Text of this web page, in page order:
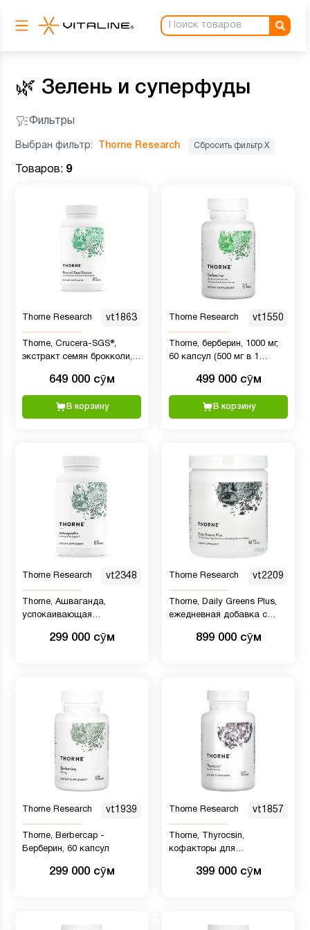
🌿 Зелень и суперфуды
Фильтры
Выбран фильтр: Thorne Research Сбросить фильтр Х
Товаров: 9
Thorne Research vt1863
Thorne, Crucera-SGS®,
экстракт семян брокколи,
649 000 сӯм
В корзину
Thorne Research vt1550
Thorne, берберин, 1000 мг,
60 капсул (500 мг в 1
499 000 сӯм
В корзину
Thorne Research vt2348
Thorne, Ашваганда,
успокаивающая
капсул299 000 сӯм
Thorne Research vt2209
Thorne, Daily Greens Plus,
ежедневная добавка с
899 000 сӯм
Thorne Research vt1939
Thorne, Berbercap -
Берберин, 60 капсул
299 000 сӯм
Thorne Research vt1857
Thorne, Thyrocsin,
кофакторы для
капсул399 000 сӯм